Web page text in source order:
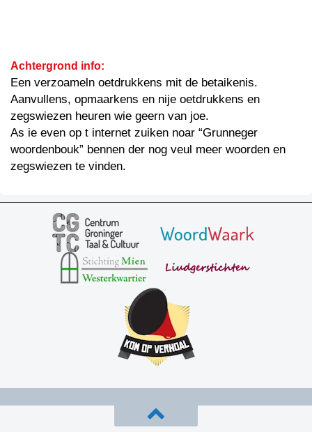
Achtergrond info:
Een verzoameln oetdrukkens mit de betaikenis.
Aanvullens, opmaarkens en nije oetdrukkens en
zegswiezen heuren wie geern van joe.
As ie even op t internet zuiken noar “Grunneger
woordenbouk” bennen der nog veul meer woorden en
zegswiezen te vinden.